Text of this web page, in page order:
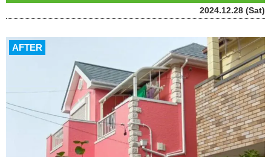
2024.12.28 (Sat)
AFTER